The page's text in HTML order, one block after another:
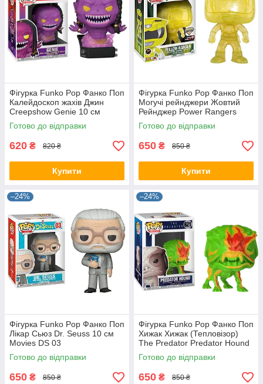
Фігурка Funko Pop Фанко Поп
Калейдоскоп жахів Джин
Creepshow Genie 10 см
Movies C G 1022
Готово до відправки
620 ₴ 820 ₴
Купити
Фігурка Funko Pop Фанко Поп
Могучі рейнджери Жовтий
Рейнджер Power Rangers
Morphing 10 см Serial PR YR
413
Готово до відправки
650 ₴ 850 ₴
Купити
–24%
Фігурка Funko Pop Фанко Поп
Лікар Сьюз Dr. Seuss 10 см
Мovies DS 03
Готово до відправки
650 ₴ 850 ₴
–24%
Фігурка Funko Pop Фанко Поп
Хижак Хижак (Тепловізор)
The Predator Predator Hound
10 см TP HV PH 621.517
Готово до відправки
650 ₴ 850 ₴